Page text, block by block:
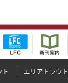
ト エリアトラウト